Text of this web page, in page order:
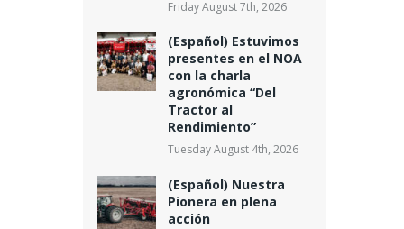
Friday August 7th, 2026
(Español) Estuvimos
presentes en el NOA
con la charla
agronómica “Del
Tractor al
Rendimiento”
Tuesday August 4th, 2026
(Español) Nuestra
Pionera en plena
acción